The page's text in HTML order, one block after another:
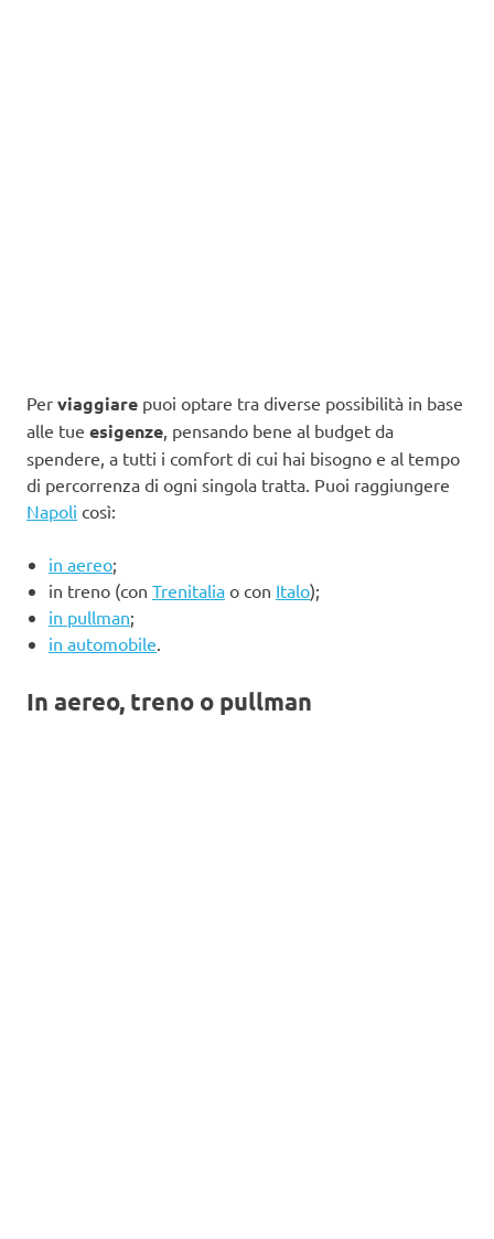
Per viaggiare puoi optare tra diverse possibilità in base
alle tue esigenze , pensando bene al budget da
spendere, a tutti i comfort di cui hai bisogno e al tempo
di percorrenza di ogni singola tratta. Puoi raggiungere
Napoli così:
in aereo;
in treno (con Trenitalia o con Italo);
in pullman;
in automobile
In aereo, treno o pullman